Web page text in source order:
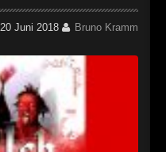
20 Juni 2018 Bruno Kramm